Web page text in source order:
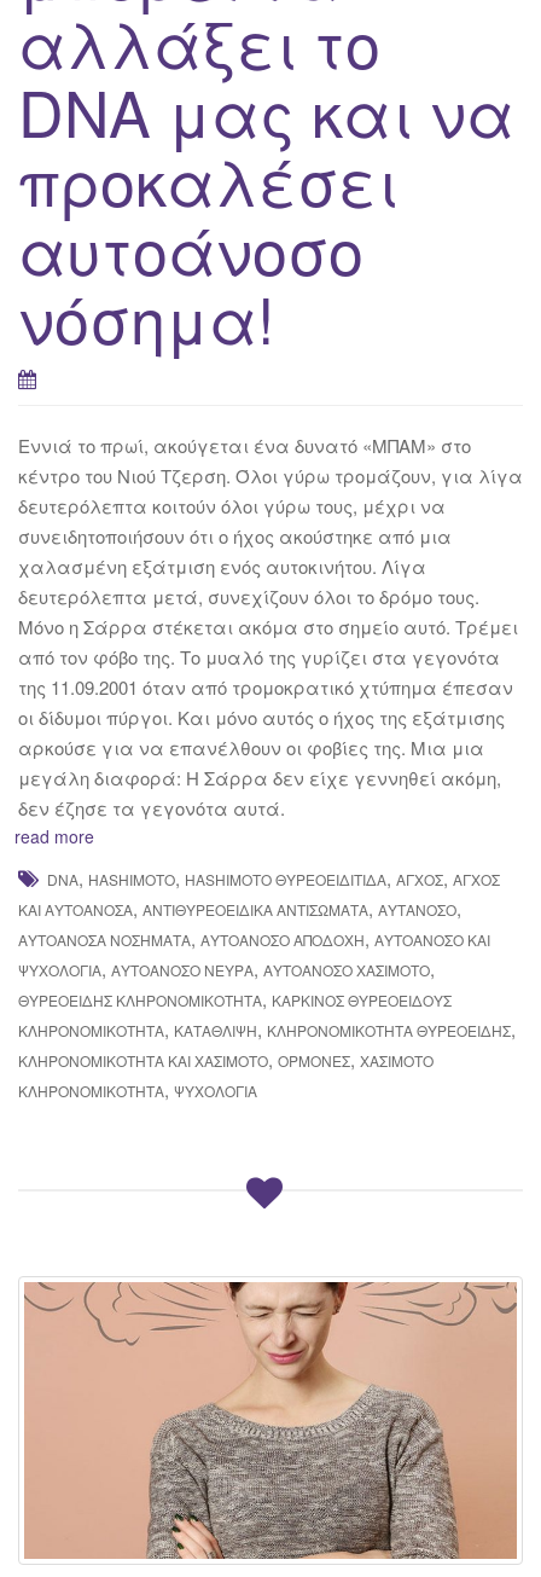
αλλάξει το
DNA μας και να
προκαλέσει
αυτοάνοσο
νόσημα!
Εννιά το πρωί, ακούγεται ένα δυνατό «ΜΠΑΜ» στο
κέντρο του Νιού Τζερση. Όλοι γύρω τρομάζουν, για λίγα
δευτερόλεπτα κοιτούν όλοι γύρω τους, μέχρι να
συνειδητοποιήσουν ότι ο ήχος ακούστηκε από μια
χαλασμένη εξάτμιση ενός αυτοκινήτου. Λίγα
δευτερόλεπτα μετά, συνεχίζουν όλοι το δρόμο τους.
Μόνο η Σάρρα στέκεται ακόμα στο σημείο αυτό. Τρέμει
από τον φόβο της. Το μυαλό της γυρίζει στα γεγονότα
της 11.09.2001 όταν από τρομοκρατικό χτύπημα έπεσαν
οι δίδυμοι πύργοι. Και μόνο αυτός ο ήχος της εξάτμισης
αρκούσε για να επανέλθουν οι φοβίες της. Μια μια
μεγάλη διαφορά: Η Σάρρα δεν είχε γεννηθεί ακόμη,
δεν έζησε τα γεγονότα αυτά.
read more
DNA, HASHIMOTO, HASHIMOTO ΘΥΡΕΟΕΙΔΊΤΙΔΑ, ΆΓΧΟΣ, ΆΓΧΟΣ
ΚΑΙ ΑΥΤΟΆΝΟΣΑ, ΑΝΤΙΘΥΡΕΟΕΙΔΙΚΆ ΑΝΤΙΣΏΜΑΤΑ, ΑΥΤΆΝΟΣΟ,
ΑΥΤΟΆΝΟΣΑ ΝΟΣΉΜΑΤΑ, ΑΥΤΟΆΝΟΣΟ ΑΠΟΔΟΧΉ, ΑΥΤΟΆΝΟΣΟ ΚΑΙ
ΨΥΧΟΛΟΓΊΑ, ΑΥΤΟΆΝΟΣΟ ΝΕΎΡΑ, ΑΥΤΟΆΝΟΣΟ ΧΑΣΙΜΌΤΟ,
ΘΥΡΕΟΕΙΔΗΣ ΚΛΗΡΟΝΟΜΙΚΟΤΗΤΑ, ΚΑΡΚΙΝΟΣ ΘΥΡΕΟΕΙΔΟΎΣ
ΚΛΗΡΟΝΟΜΙΚΟΤΗΤΑ, ΚΑΤΆΘΛΙΨΗ, ΚΛΗΡΟΝΟΜΙΚΌΤΗΤΑ ΘΥΡΕΟΕΙΔΉΣ,
ΚΛΗΡΟΝΟΜΙΚΌΤΗΤΑ ΚΑΙ ΧΑΣΙΜΟΤΟ, ΟΡΜΌΝΕΣ, ΧΑΣΙΜΟΤΟ
ΚΛΗΡΟΝΟΜΙΚΟΤΗΤΑ, ΨΥΧΟΛΟΓΊΑ